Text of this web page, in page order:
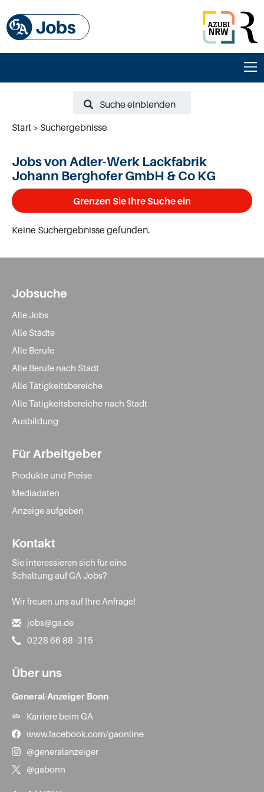
Suche einblenden
Start
Suchergebnisse
Jobs von Adler-Werk Lackfabrik
Johann Berghofer GmbH & Co KG
Grenzen Sie Ihre Suche ein
Keine Suchergebnisse gefunden.
Jobsuche
Alle Jobs
Alle Städte
Alle Berufe
Alle Berufe nach Stadt
Alle Tätigkeitsbereiche
Alle Tätigkeitsbereiche nach Stadt
Ausbildung
Für Arbeitgeber
Produkte und Preise
Mediadaten
Anzeige aufgeben
Kontakt
Sie interessieren sich für eine
Schaltung auf GA Jobs?
Wir freuen uns auf Ihre Anfrage!
jobs@ga.de
0228 66 88 -315
Über uns
General-Anzeiger Bonn
Karriere beim GA
www.facebook.com/gaonline
@generalanzeiger
@gabonn